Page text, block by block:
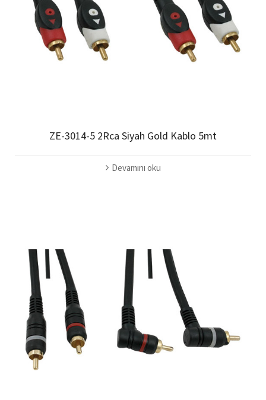
ZE-3014-5 2Rca Siyah Gold Kablo 5mt
Devamını oku